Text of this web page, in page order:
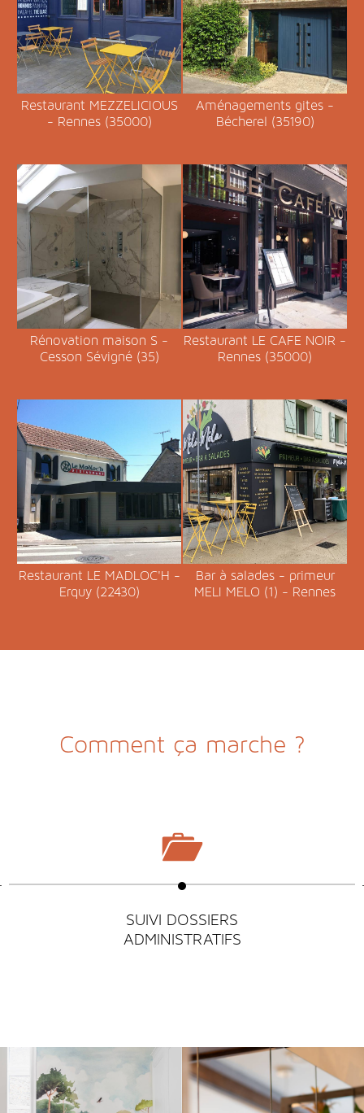
Restaurant MEZZELICIOUS
- Rennes (35000)
Aménagements gites -
Bécherel (35190)
Rénovation maison S -
Cesson Sévigné (35)
Restaurant LE CAFE NOIR -
Rennes (35000)
Restaurant LE MADLOC'H -
Erquy (22430)
Bar à salades - primeur
MELI MELO (1) - Rennes
Comment ça marche ?
CONSULTATION
D’ENTREPRISES